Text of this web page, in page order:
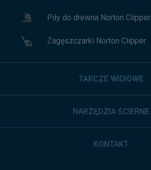
Piły do drewna Norton Clipper
Zagęszczarki Norton Clipper
TARCZE WIDIOWE
NARZĘDZIA ŚCIERNE
KONTAKT